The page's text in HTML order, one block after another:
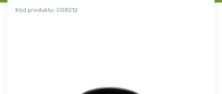
Kód produktu: C08212